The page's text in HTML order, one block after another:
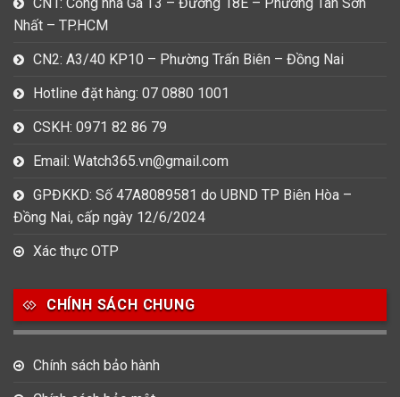
Nhất – TP.HCM
CN2: A3/40 KP10 – Phường Trấn Biên – Đồng Nai
Hotline đặt hàng: 07 0880 1001
CSKH: 0971 82 86 79
Email: Watch365.vn@gmail.com
GPĐKKD: Số 47A8089581 do UBND TP Biên Hòa –
Đồng Nai, cấp ngày 12/6/2024
Xác thực OTP
CHÍNH SÁCH CHUNG
Chính sách bảo hành